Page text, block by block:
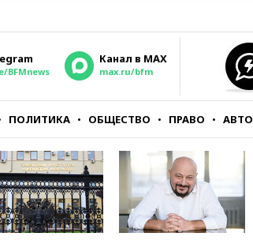
BFMnews
Канал в MAX
max.ru/bfm
ПОЛИТИКА ОБЩЕСТВО ПРАВО АВТО